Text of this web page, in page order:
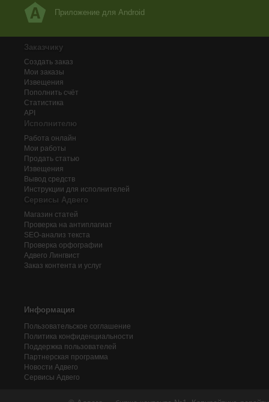
Приложение для Android
Заказчику
Создать заказ
Мои заказы
Извещения
Пополнить счёт
Статистика
API
Исполнителю
Работа онлайн
Мои работы
Продать статью
Извещения
Вывод средств
Инструкции для исполнителей
Сервисы Адвего
Магазин статей
Проверка на антиплагиат
SEO-анализ текста
Проверка орфографии
Адвего Лингвист
Заказ контента и услуг
Информация
Пользовательское соглашение
Политика конфиденциальности
Поддержка пользователей
Партнерская программа
Новости Адвего
Сервисы Адвего